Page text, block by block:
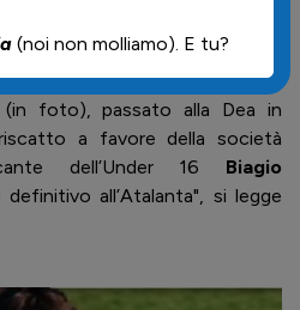
Serie A. Due biancorossi si
dell’attaccante dell’Under
(in foto), passato alla Dea in
a favore della società
dell’Under 16 Biagio
all’Atalanta", si legge
(noi non molliamo). E tu?